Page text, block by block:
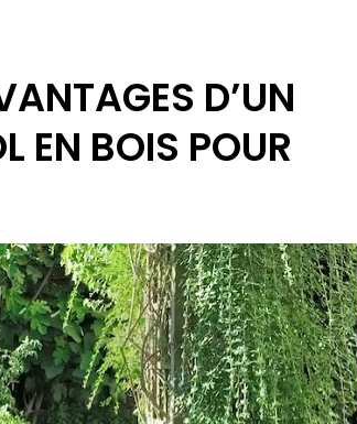
D’UN
EN BOIS POUR